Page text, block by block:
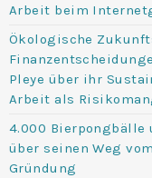
Arbeit beim
Ökologische
Pleye über ihr
Arbeit als
4.000 Bierpongbälle
über seinen Weg
Gründung